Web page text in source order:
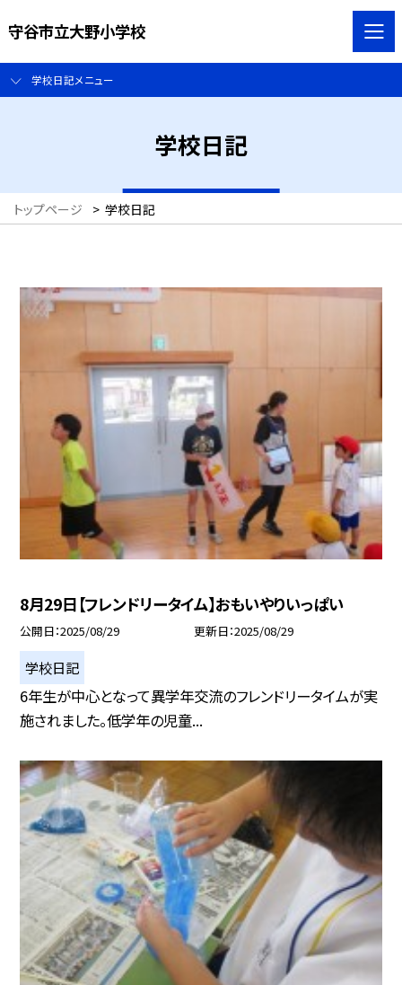
守谷市立大野小学校
学校日記メニュー
学校日記
トップページ > 学校日記
8月29日【フレンドリータイム】おもいやりいっぱい
公開日 2025/08/29 更新日 2025/08/29
学校日記
6年生が中心となって異学年交流のフレンドリータイムが実
施されました。低学年の児童...